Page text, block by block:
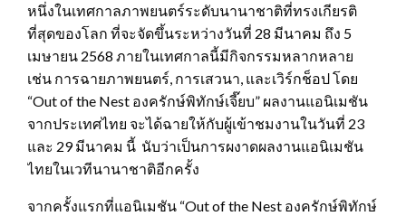
หนึ่งในเทศกาลภาพยนตร์ระดับนานาชาติที่ทรงเกียรติ
ที่สุดของโลก ที่จะจัดขึ้นระหว่างวันที่ 28 มีนาคม ถึง 5
เมษายน 2568 ภายในเทศกาลนี้มีกิจกรรมหลากหลาย
เช่น การฉายภาพยนตร์, การเสวนา, และเวิร์กช็อป โดย
“Out of the Nest องครักษ์พิทักษ์เจี๊ยบ” ผลงานแอนิเมชัน
จากประเทศไทย จะได้ฉายให้กับผู้เข้าชมงานในวันที่ 23
และ 29 มีนาคม นี้ นับว่าเป็นการผงาดผลงานแอนิเมชัน
ไทยในเวทีนานาชาติอีกครั้ง
จากครั้งแรกที่แอนิเมชัน “Out of the Nest องครักษ์พิทักษ์